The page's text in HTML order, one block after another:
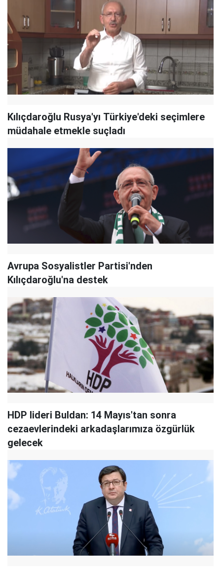
Kılıçdaroğlu Rusya'yı Türkiye'deki seçimlere
müdahale etmekle suçladı
Avrupa Sosyalistler Partisi'nden
Kılıçdaroğlu'na destek
HDP lideri Buldan: 14 Mayıs'tan sonra
cezaevlerindeki arkadaşlarımıza özgürlük
gelecek